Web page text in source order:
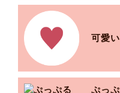
可愛い
ぷっ